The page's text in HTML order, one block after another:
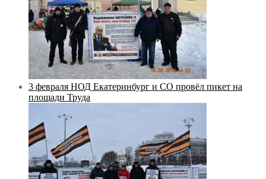
3 февраля НОД Екатеринбург и СО провёл пикет на
площади Труда